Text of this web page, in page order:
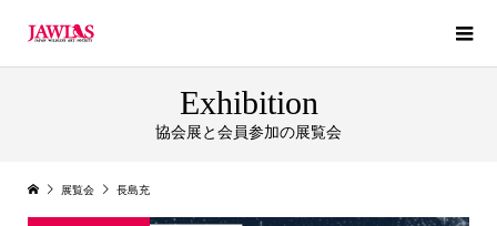
Exhibition
協会展と会員参加の展覧会
展覧会 長島充